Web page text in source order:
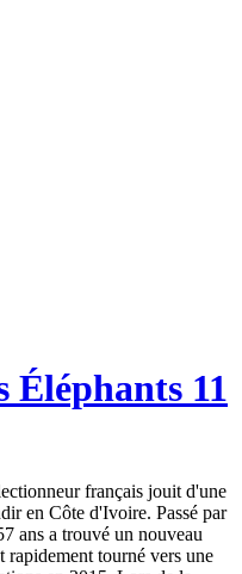
Éléphants 11
français jouit d'une
en Côte d'Ivoire. Passé par
ans a trouvé un nouveau
rapidement tourné vers une